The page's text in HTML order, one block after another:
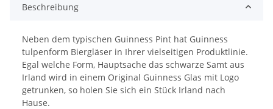
Beschreibung
Neben dem typischen Guinness Pint hat Guinness
tulpenform Biergläser in Ihrer vielseitigen Produktlinie.
Egal welche Form, Hauptsache das schwarze Samt aus
Irland wird in einem Original Guinness Glas mit Logo
getrunken, so holen Sie sich ein Stück Irland nach
Hause.